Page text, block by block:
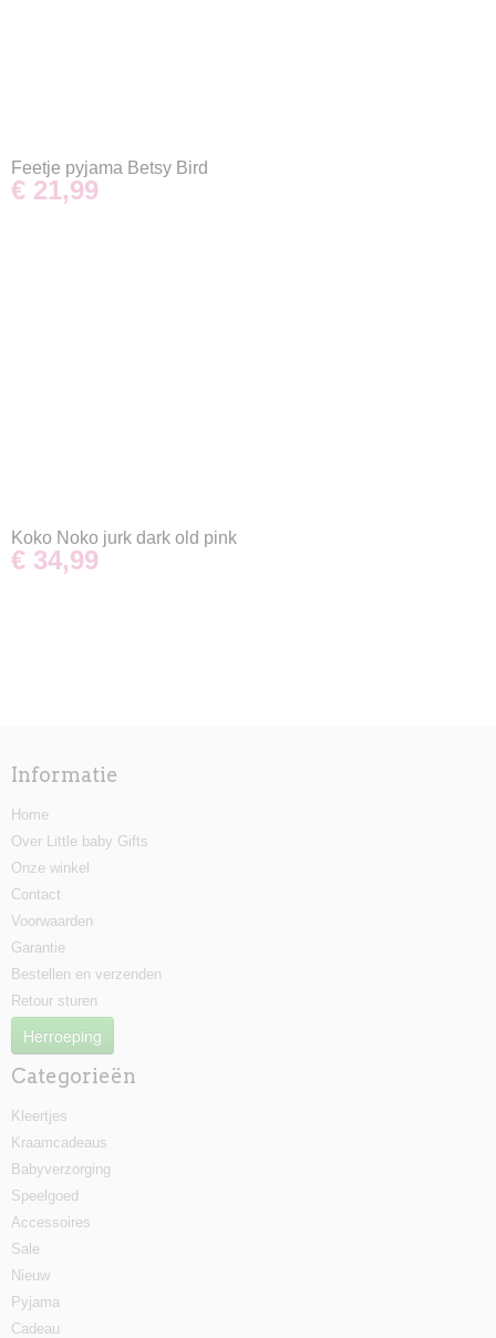
Feetje pyjama Betsy Bird
€ 21,99
Koko Noko jurk dark old pink
€ 34,99
Informatie
Home
Over Little baby Gifts
Onze winkel
Contact
Voorwaarden
Garantie
Bestellen en verzenden
Retour sturen
Herroeping
Categorieën
Kleertjes
Kraamcadeaus
Babyverzorging
Speelgoed
Accessoires
Sale
Nieuw
Pyjama
Cadeau